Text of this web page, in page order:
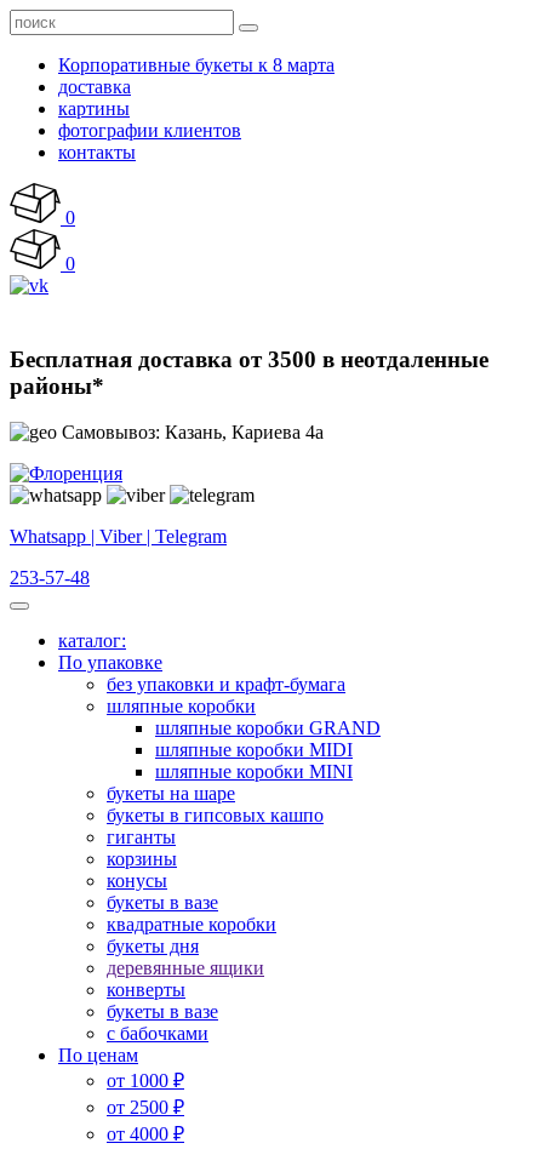
Корпоративные букеты к 8 марта
доставка
картины
фотографии клиентов
контакты
0
0
Бесплатная доставка от 3500 в неотдаленные
районы*
Самовывоз: Казань, Кариева 4а
Whatsapp | Viber | Telegram
253-57-48
каталог:
По упаковке
без упаковки и крафт-бумага
шляпные коробки
шляпные коробки GRAND
шляпные коробки MIDI
шляпные коробки MINI
букеты на шаре
букеты в гипсовых кашпо
гиганты
корзины
конусы
букеты в вазе
квадратные коробки
букеты дня
деревянные ящики
конверты
букеты в вазе
с бабочками
По ценам
от 1000 ₽
от 2500 ₽
от 4000 ₽